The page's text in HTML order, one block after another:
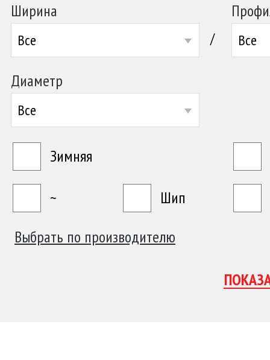
Ширина
Все / Все
Диаметр
Все
Зимняя
~
Шип
Выбрать по производителю